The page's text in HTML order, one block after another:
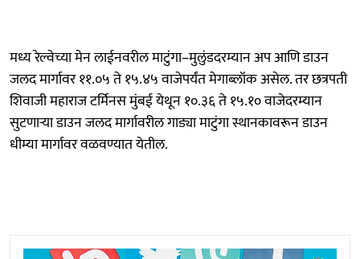
मध्य रेल्वेच्या मेन लाईनवरील माटुंगा–मुलुंडदरम्यान अप आणि डाउन
जलद मार्गावर ११.०५ ते १५.४५ वाजेपर्यंत मेगाब्लॉक असेल. तर छत्रपती
शिवाजी महाराज टर्मिनस मुंबई येथून १०.३६ ते १५.१० वाजेदरम्यान
सुटणाऱ्या डाउन जलद मार्गावरील गाड्या माटुंगा स्थानकावरून डाउन
धीम्या मार्गावर वळवण्यात येतील.